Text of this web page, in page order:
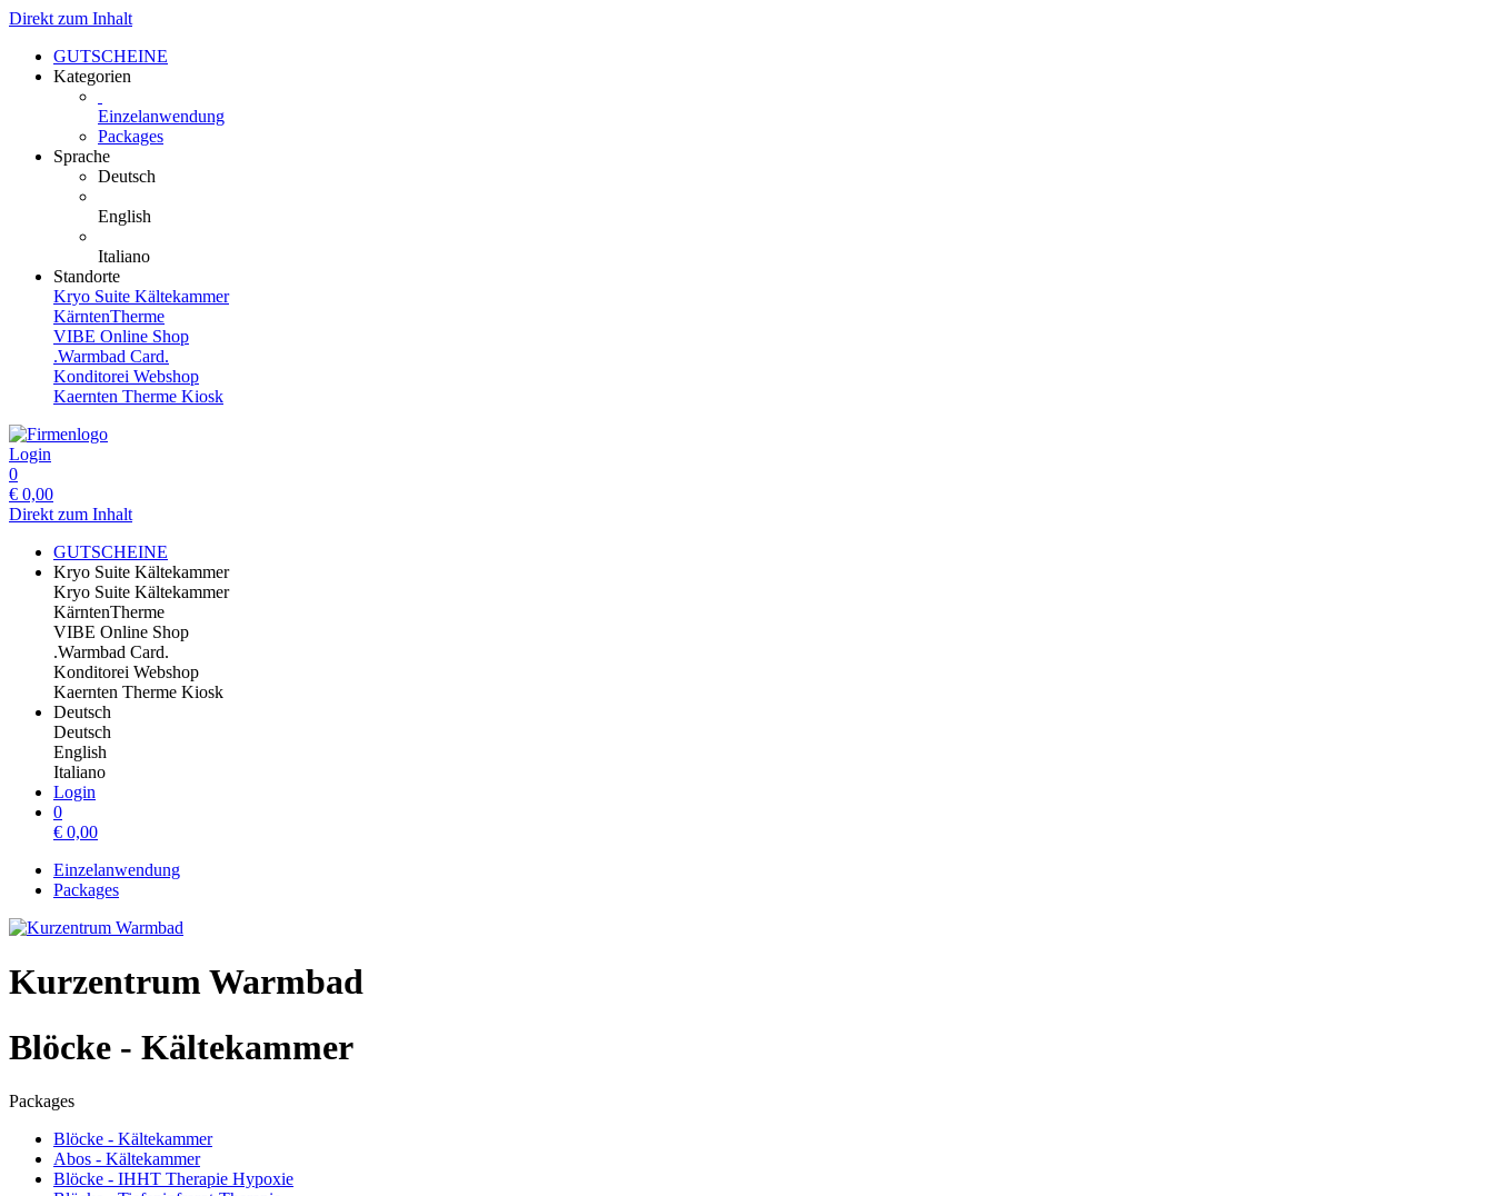
Direkt zum Inhalt
GUTSCHEINE
Kategorien
Einzelanwendung
Packages
Sprache
Deutsch
English
Italiano
Standorte
Kryo Suite Kältekammer
KärntenTherme
VIBE Online Shop
.Warmbad Card.
Konditorei Webshop
Kaernten Therme Kiosk
Login
0
€ 0,00
Direkt zum Inhalt
GUTSCHEINE
Kryo Suite Kältekammer
Kryo Suite Kältekammer
KärntenTherme
VIBE Online Shop
.Warmbad Card.
Konditorei Webshop
Kaernten Therme Kiosk
Deutsch
Deutsch
English
Italiano
Login
0
€ 0,00
Einzelanwendung
Packages
Kurzentrum Warmbad
Blöcke - Kältekammer
Packages
Blöcke - Kältekammer
Abos - Kältekammer
Blöcke - IHHT Therapie Hypoxie